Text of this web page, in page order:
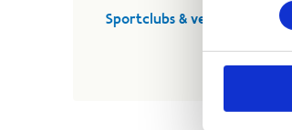
Sportclubs & verenigingen